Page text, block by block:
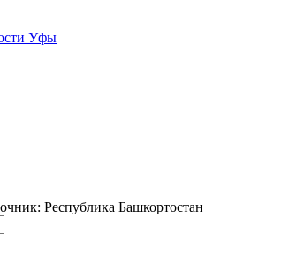
Уфы
Республика Башкортостан